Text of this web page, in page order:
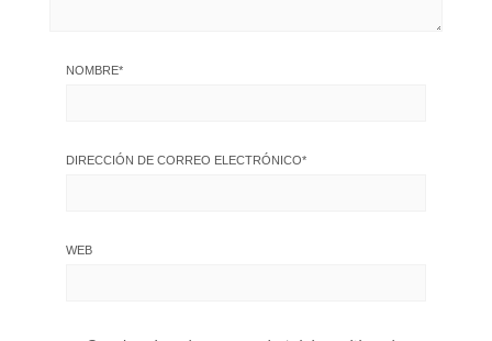
NOMBRE*
DIRECCIÓN DE CORREO ELECTRÓNICO*
WEB